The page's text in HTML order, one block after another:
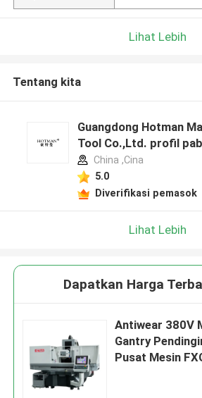
Lihat Lebih
Tentang kita
Guangdong Hotman
Tool Co.,Ltd. profil
China ,Cina
5.0
Diverifikasi pemasok
Lihat Lebih
Dapatkan Harga
Antiwear 380V
Gantry
Pusat Mesin